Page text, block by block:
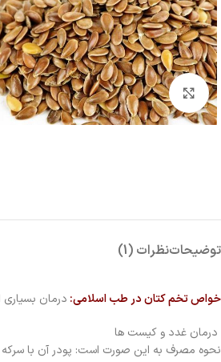
بزرگنمایی تصویر
توضیحاتنظرات (1)
خواص تخم کتان در طب اسلامی: درمان بسیاری
درمان غدد و کیست ها
نحوه مصرف به این صورت است: پودر آن با سرکه طبیعی